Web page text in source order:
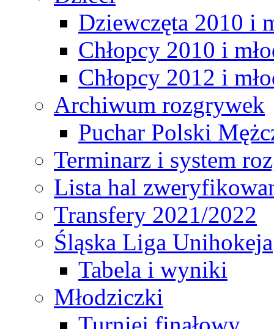
Dziewczęta 2010 i
Chłopcy 2010 i
Chłopcy 2012 i
Archiwum rozgrywek
Puchar Polski
Terminarz i system
Lista hal
Transfery 2021/2022
Śląska Liga Unihokeja
Tabela i wyniki
Młodziczki